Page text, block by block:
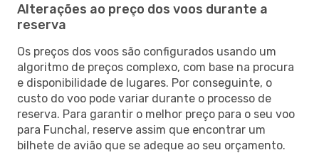
Alterações ao preço dos voos durante a
reserva
Os preços dos voos são configurados usando um
algoritmo de preços complexo, com base na procura
e disponibilidade de lugares. Por conseguinte, o
custo do voo pode variar durante o processo de
reserva. Para garantir o melhor preço para o seu voo
para Funchal, reserve assim que encontrar um
bilhete de avião que se adeque ao seu orçamento.